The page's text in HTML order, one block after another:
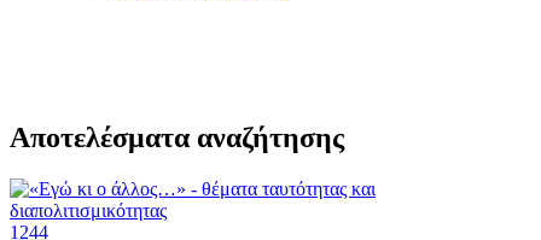
Αποτελέσματα αναζήτησης
1244